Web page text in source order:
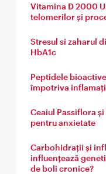
Vitamina D 2000
telomerilor și
Stresul si zaharul
HbA1c
Peptidele
împotriva
Ceaiul Passiflora
pentru anxietate
Carbohidrații și
influențează
de boli cronice?